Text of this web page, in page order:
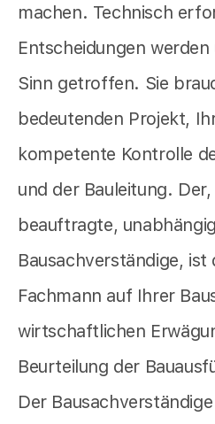
machen. Technisch
Entscheidungen
Sinn getroffen. Sie
bedeutenden Projekt,
kompetente Kontrolle
und der Bauleitung.
beauftragte,
Bausachverständige, ist
Fachmann auf Ihrer
wirtschaftlichen
Beurteilung der
Der